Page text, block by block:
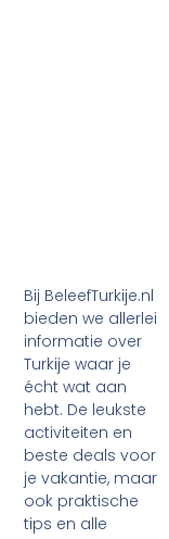
Bij BeleefTurkije.nl
bieden we allerlei
informatie over
Turkije waar je
écht wat aan
hebt. De leukste
activiteiten en
beste deals voor
je vakantie, maar
ook praktische
tips en alle